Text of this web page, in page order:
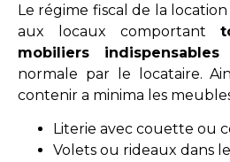
Le régime fiscal de la
aux locaux comportant
mobiliers indispensables
normale par le locataire.
contenir a minima les
Literie avec couette ou
Volets ou rideaux dans